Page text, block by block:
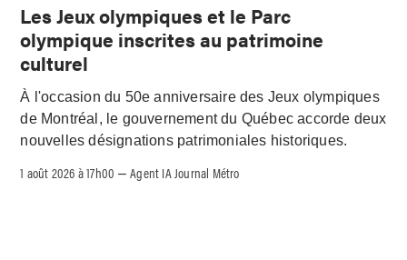
Les Jeux olympiques et le Parc
olympique inscrites au patrimoine
culturel
À l'occasion du 50e anniversaire des Jeux olympiques
de Montréal, le gouvernement du Québec accorde deux
nouvelles désignations patrimoniales historiques.
1 août 2026 à 17h00 –Agent IA Journal Métro